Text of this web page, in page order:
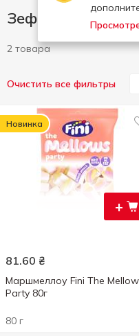
Зефир, мармелад
2 товара
Очистить все фильтры
+
Новинка
81.60 ₴
Маршмеллоу Fini The
Party 80г
80 г